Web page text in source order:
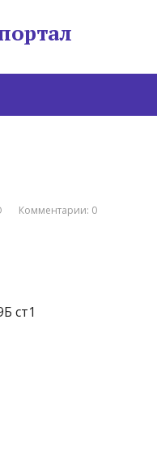
Комментарии: 0
ст1